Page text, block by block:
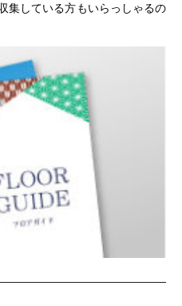
集している方もいらっしゃるの